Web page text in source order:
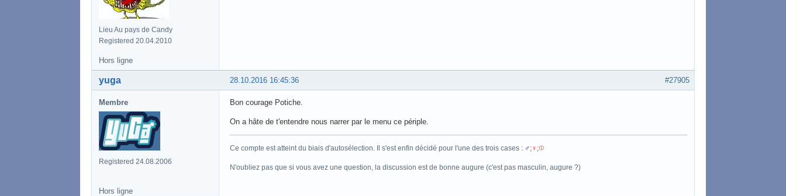
Lieu Au pays de Candy
Registered 20.04.2010
Hors ligne
#27905
28.10.2016 16:45:36
yuga
Membre
Registered 24.08.2006
Bon courage Potiche.
On a hâte de t'entendre nous narrer par le menu ce périple.
Ce compte est atteint du biais d'autosélection. Il s'est enfin décidé pour l'une des trois cases : ♂ ;♀ ;Φ
N'oubliez pas que si vous avez une question, la discussion est de bonne augure (c'est pas masculin, augure ?)
Hors ligne